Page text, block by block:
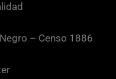
– Censo 1886